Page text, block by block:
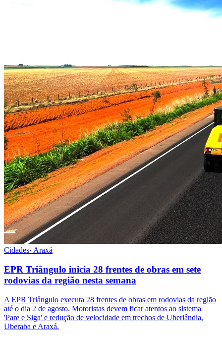
Cidades· Araxá
EPR Triângulo inicia 28 frentes de obras em sete
rodovias da região nesta semana
A EPR Triângulo executa 28 frentes de obras em rodovias da região
até o dia 2 de agosto. Motoristas devem ficar atentos ao sistema
'Pare e Siga' e redução de velocidade em trechos de Uberlândia,
Uberaba e Araxá.